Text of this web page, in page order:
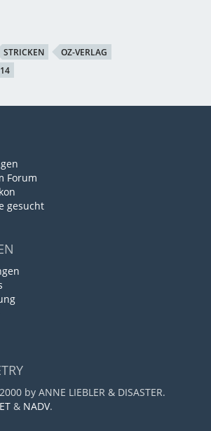
STRICKEN
OZ-VERLAG
Forum
gesucht
by ANNE LIEBLER & DISASTER.
& NADV.